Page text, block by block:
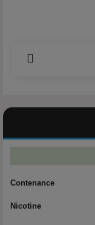
Contenance
Nicotine